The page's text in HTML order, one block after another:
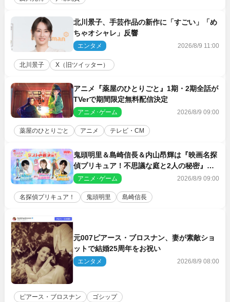
北川景子、手芸作品の新作に「すごい」「め
ちゃオシャレ」反響
エンタメ 2026/8/9 11:00
北川景子 X（旧ツイッター）
アニメ『薬屋のひとりごと』1期・2期全話が
TVerで期間限定無料配信決定
アニメ･ゲーム 2026/8/9 09:00
薬屋のひとりごと アニメ テレビ・CM
鬼頭明里＆島崎信長＆内山昂輝は『映画名探
偵プリキュア！不思議な庭と2人の秘密』ゲ
スト声優に決定
アニメ･ゲーム 2026/8/9 09:00
名探偵プリキュア！ 鬼頭明里 島崎信長
元007ピアース・ブロスナン、妻が素敵ショ
ットで結婚25周年をお祝い
エンタメ 2026/8/9 08:00
ピアース・ブロスナン ゴシップ